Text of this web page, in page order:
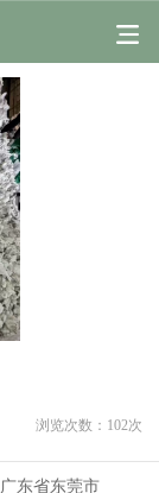
浏览次数： 102次
广东省东莞市